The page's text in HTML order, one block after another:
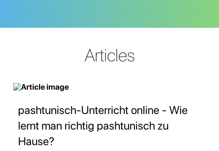
Articles
pashtunisch-Unterricht online - Wie
lernt man richtig pashtunisch zu
Hause?